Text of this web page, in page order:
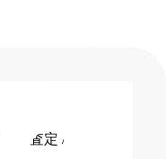
・査定 / 出張買取、催